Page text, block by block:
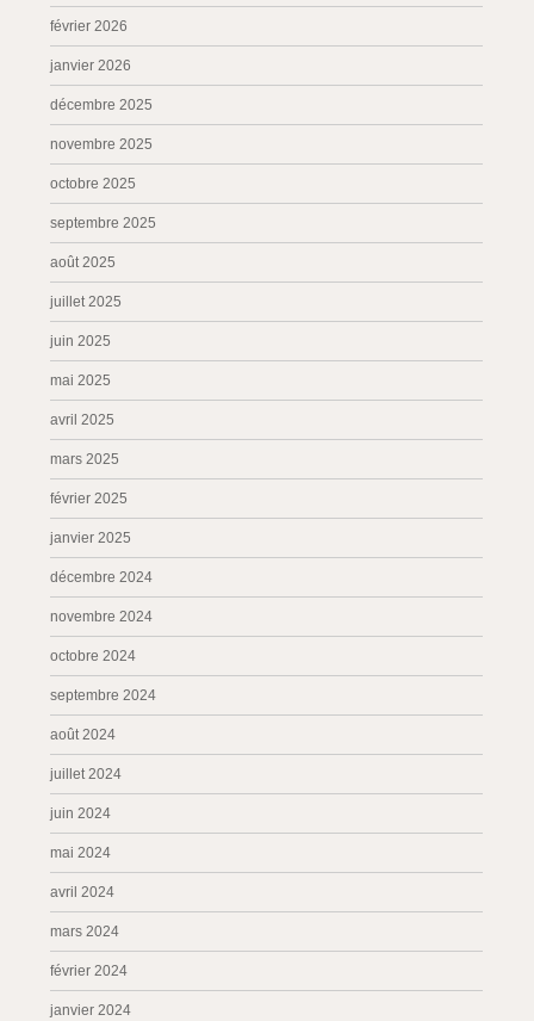
février 2026
janvier 2026
décembre 2025
novembre 2025
octobre 2025
septembre 2025
août 2025
juillet 2025
juin 2025
mai 2025
avril 2025
mars 2025
février 2025
janvier 2025
décembre 2024
novembre 2024
octobre 2024
septembre 2024
août 2024
juillet 2024
juin 2024
mai 2024
avril 2024
mars 2024
février 2024
janvier 2024